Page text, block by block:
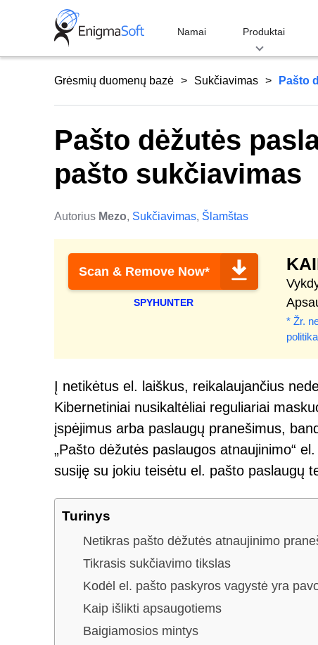
Namai Produktai
Grėsmių duomenų bazė Sukčiavimas Pašto
Pašto dėžutės
pašto sukčiavimas
Autorius Mezo, Sukčiavimas, Šlamštas
Scan & Remove Now*
SPYHUNTER
* Žr.
politika
Į netikėtus el. laiškus, reikalaujančius
Kibernetiniai nusikaltėliai reguliariai
įspėjimus arba paslaugų pranešimus,
„Pašto dėžutės paslaugos atnaujinimo“
susiję su jokiu teisėtu el. pašto paslaugų
Turinys
Netikras pašto dėžutės atnaujinimo
Tikrasis sukčiavimo tikslas
Kodėl el. pašto paskyros vagystė yra
Kaip išlikti apsaugotiems
Baigiamosios mintys